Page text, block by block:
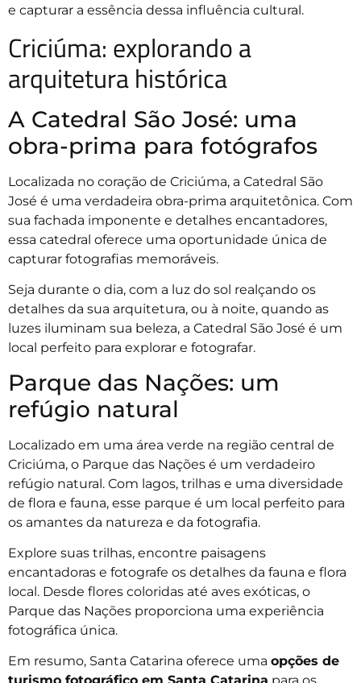
e capturar a essência dessa influência cultural.
Criciúma: explorando a
arquitetura histórica
A Catedral São José: uma
obra-prima para fotógrafos
Localizada no coração de Criciúma, a Catedral São
José é uma verdadeira obra-prima arquitetônica. Com
sua fachada imponente e detalhes encantadores,
essa catedral oferece uma oportunidade única de
capturar fotografias memoráveis.
Seja durante o dia, com a luz do sol realçando os
detalhes da sua arquitetura, ou à noite, quando as
luzes iluminam sua beleza, a Catedral São José é um
local perfeito para explorar e fotografar.
Parque das Nações: um
refúgio natural
Localizado em uma área verde na região central de
Criciúma, o Parque das Nações é um verdadeiro
refúgio natural. Com lagos, trilhas e uma diversidade
de flora e fauna, esse parque é um local perfeito para
os amantes da natureza e da fotografia.
Explore suas trilhas, encontre paisagens
encantadoras e fotografe os detalhes da fauna e flora
local. Desde flores coloridas até aves exóticas, o
Parque das Nações proporciona uma experiência
fotográfica única.
Em resumo, Santa Catarina oferece uma opções de